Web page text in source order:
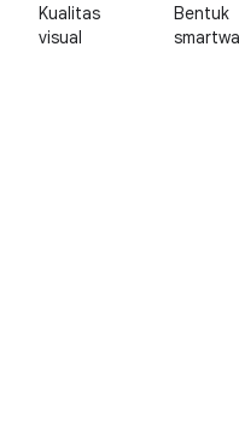
Kualitas
visual
Bentuk